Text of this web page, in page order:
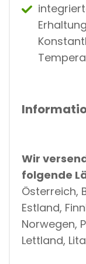
Wir
folgende
Österreich,
Estland,
Norwegen,
Lettland,